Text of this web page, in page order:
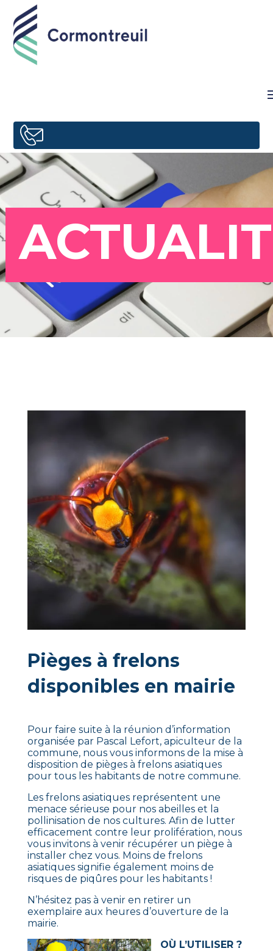
Pièges à frelons
disponibles en mairie
Pour faire suite à la réunion d’information
organisée par Pascal Lefort, apiculteur de la
commune, nous vous informons de la mise à
disposition de pièges à frelons asiatiques
pour tous les habitants de notre commune.
Les frelons asiatiques représentent une
menace sérieuse pour nos abeilles et la
pollinisation de nos cultures. Afin de lutter
efficacement contre leur prolifération, nous
vous invitons à venir récupérer un piège à
installer chez vous. Moins de frelons
asiatiques signifie également moins de
risques de piqûres pour les habitants !
N’hésitez pas à venir en retirer un
exemplaire aux heures d’ouverture de la
mairie.
OÙ L’UTILISER ?